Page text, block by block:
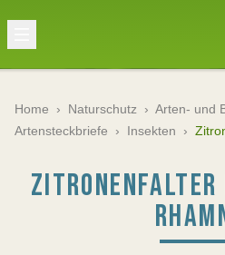
Home › Naturschutz › Arten- und
Artensteckbriefe › Insekten ›